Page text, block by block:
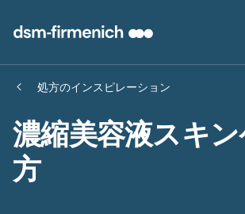
処方のインスピレーション
濃縮美容液スキ
方